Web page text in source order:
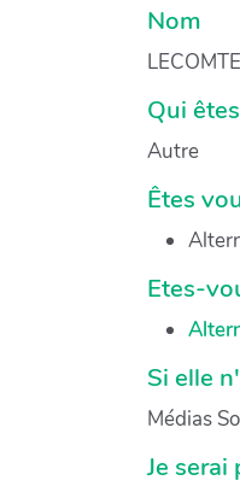
Nom
LECOMTE
Qui
Autre
Êtes
Etes-
Si elle
Médias
Je serai